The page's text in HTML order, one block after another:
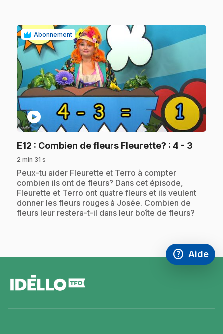
Abonnement
play_circle
E12 : Combien de fleurs Fleurette? : 4 - 3
2 min 31 s
.Peux-tu aider Fleurette et Terro à compter
combien ils ont de fleurs? Dans cet épisode,
Fleurette et Terro ont quatre fleurs et ils veulent
donner les fleurs rouges à Josée. Combien de
fleurs leur restera-t-il dans leur boîte de fleurs?
help
Accéder à
Aide
,Ce lien
de
page